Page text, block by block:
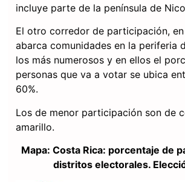
incluye parte de la península de
El otro corredor de participación,
abarca comunidades en la periferia
los más numerosos y en ellos el
personas que va a votar se ubica
60%.
Los de menor participación son de
amarillo.
Mapa: Costa Rica: porcentaje de
distritos electorales.